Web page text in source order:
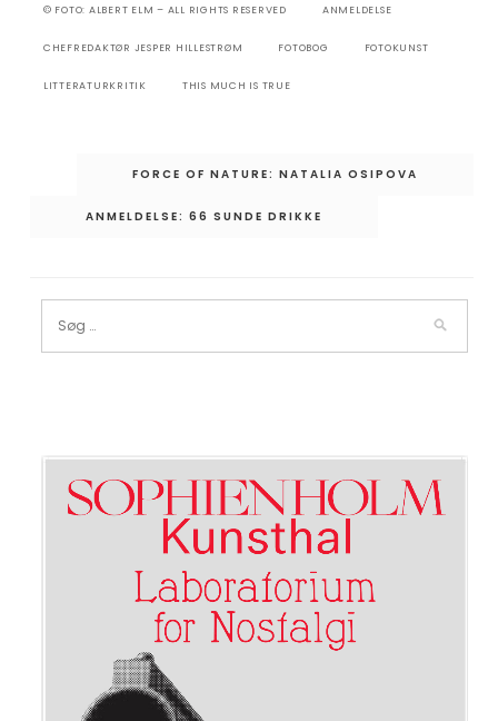
© FOTO: ALBERT ELM – ALL RIGHTS RESERVED ANMELDELSE
CHEFREDAKTØR JESPER HILLESTRØM FOTOBOG FOTOKUNST
LITTERATURKRITIK THIS MUCH IS TRUE
Indlægsnavigation
FORCE OF NATURE: NATALIA OSIPOVA
ANMELDELSE: 66 SUNDE DRIKKE